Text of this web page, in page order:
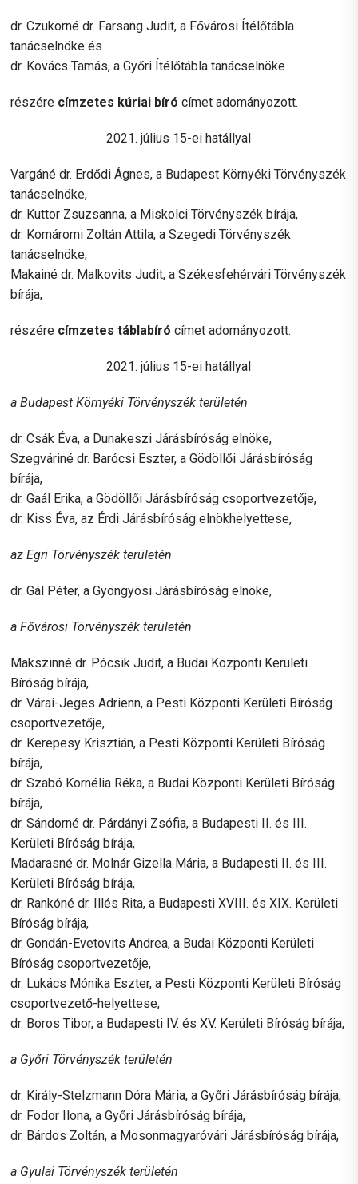
dr. Czukorné dr. Farsang Judit, a Fővárosi Ítélőtábla
tanácselnöke és
dr. Kovács Tamás, a Győri Ítélőtábla tanácselnöke
részére címzetes kúriai bíró címet adományozott.
2021. július 15-ei hatállyal
Vargáné dr. Erdődi Ágnes, a Budapest Környéki Törvényszék
tanácselnöke,
dr. Kuttor Zsuzsanna, a Miskolci Törvényszék bírája,
dr. Komáromi Zoltán Attila, a Szegedi Törvényszék
tanácselnöke,
Makainé dr. Malkovits Judit, a Székesfehérvári Törvényszék
bírája,
részére címzetes táblabíró címet adományozott.
2021. július 15-ei hatállyal
a Budapest Környéki Törvényszék területén
dr. Csák Éva, a Dunakeszi Járásbíróság elnöke,
Szegváriné dr. Barócsi Eszter, a Gödöllői Járásbíróság
bírája,
dr. Gaál Erika, a Gödöllői Járásbíróság csoportvezetője,
dr. Kiss Éva, az Érdi Járásbíróság elnökhelyettese,
az Egri Törvényszék területén
dr. Gál Péter, a Gyöngyösi Járásbíróság elnöke,
a Fővárosi Törvényszék területén
Makszinné dr. Pócsik Judit, a Budai Központi Kerületi
Bíróság bírája,
dr. Várai-Jeges Adrienn, a Pesti Központi Kerületi Bíróság
csoportvezetője,
dr. Kerepesy Krisztián, a Pesti Központi Kerületi Bíróság
bírája,
dr. Szabó Kornélia Réka, a Budai Központi Kerületi Bíróság
bírája,
dr. Sándorné dr. Párdányi Zsófia, a Budapesti II. és III.
Kerületi Bíróság bírája,
Madarasné dr. Molnár Gizella Mária, a Budapesti II. és III.
Kerületi Bíróság bírája,
dr. Rankóné dr. Illés Rita, a Budapesti XVIII. és XIX. Kerületi
Bíróság bírája,
dr. Gondán-Evetovits Andrea, a Budai Központi Kerületi
Bíróság csoportvezetője,
dr. Lukács Mónika Eszter, a Pesti Központi Kerületi Bíróság
csoportvezető-helyettese,
dr. Boros Tibor, a Budapesti IV. és XV. Kerületi Bíróság bírája,
a Győri Törvényszék területén
dr. Király-Stelzmann Dóra Mária, a Győri Járásbíróság bírája,
dr. Fodor Ilona, a Győri Járásbíróság bírája,
dr. Bárdos Zoltán, a Mosonmagyaróvári Járásbíróság bírája,
a Gyulai Törvényszék területén